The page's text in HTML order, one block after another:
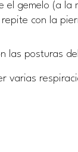
el gemelo (a la
repite con la
las posturas del
varias